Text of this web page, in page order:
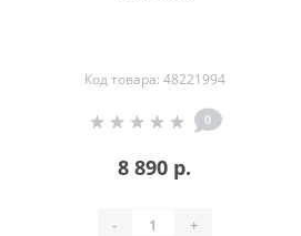
Код товара: 48221994
0
8 890 р.
- +